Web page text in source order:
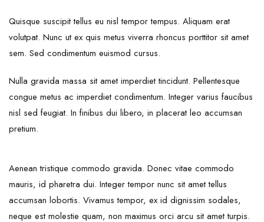
Quisque suscipit tellus eu nisl tempor tempus. Aliquam erat
volutpat. Nunc ut ex quis metus viverra rhoncus porttitor sit amet
sem. Sed condimentum euismod cursus.
Nulla gravida massa sit amet imperdiet tincidunt. Pellentesque
congue metus ac imperdiet condimentum. Integer varius faucibus
nisl sed feugiat. In finibus dui libero, in placerat leo accumsan
pretium.
Aenean tristique commodo gravida. Donec vitae commodo
mauris, id pharetra dui. Integer tempor nunc sit amet tellus
accumsan lobortis. Vivamus tempor, ex id dignissim sodales,
neque est molestie quam, non maximus orci arcu sit amet turpis.